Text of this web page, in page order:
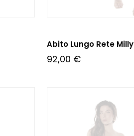
Abito Lungo Rete Milly
92,00 €